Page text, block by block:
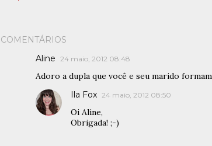
COMENTÁRIOS
Aline 24 maio, 2012 08:48
Adoro a dupla que você e seu marido
Ila Fox 24 maio, 2012 08:50
Oi Aline,
Obrigada! ;-)